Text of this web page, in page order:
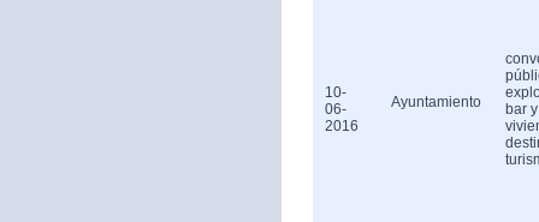
10-
06-
2016
Ayuntamiento
bar